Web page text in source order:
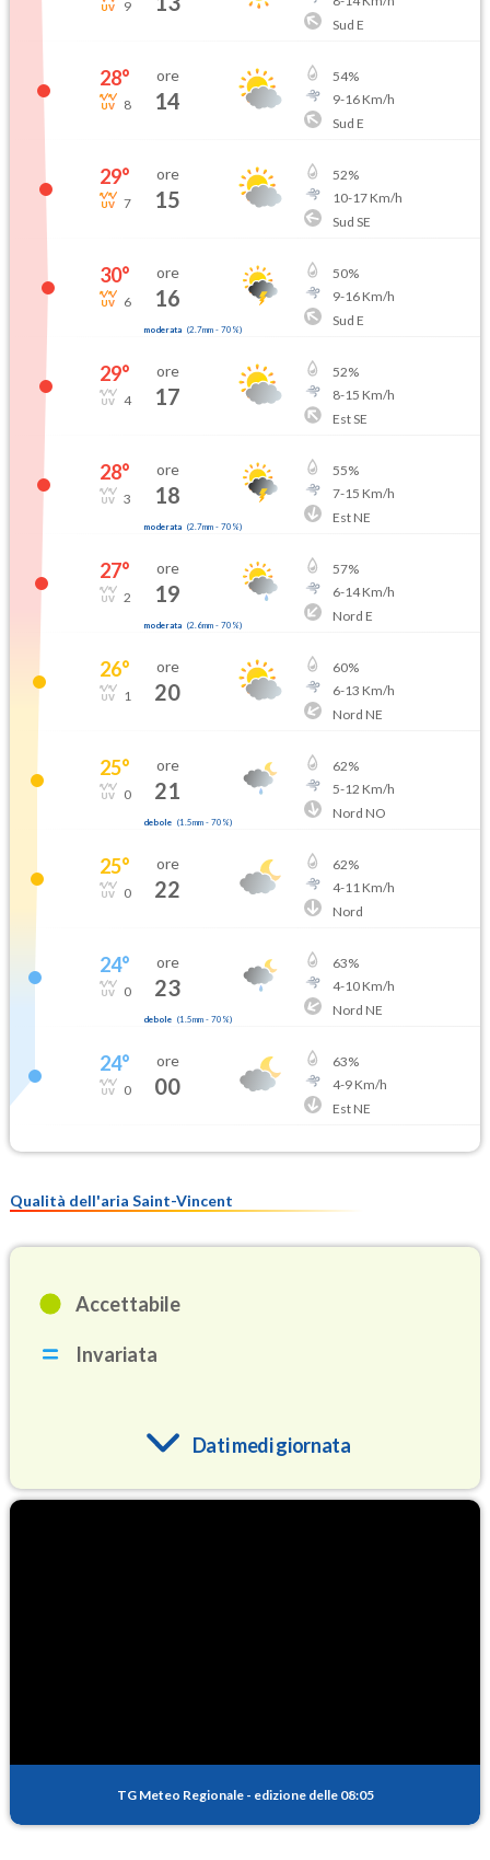
9
Sud E
28°
8
ore
14
54%
9-16Km/h
Sud E
29°
7
ore
15
52%
10-17Km/h
Sud SE
30°
6
ore
16
moderata (2.7mm- 70 %)
50%
9-16Km/h
Sud E
29°
4
ore
17
52%
8-15 Km/h
Est SE
28°
3
ore
18
moderata (2.7mm- 70 %)
55%
7-15 Km/h
Est NE
27°
2
ore
19
moderata (2.6mm- 70 %)
57%
6-14Km/h
Nord E
26°
1
ore
20
60%
6-13 Km/h
Nord NE
25°
0
ore
21
debole (1.5mm- 70 %)
62%
5-12 Km/h
Nord NO
25°
0
ore
22
62%
4-11Km/h
Nord
24°
0
ore
23
debole (1.5mm- 70 %)
63%
4-10Km/h
Nord NE
24°
0
ore
00
63%
4-9Km/h
Est NE
Qualità dell'aria Saint-Vincent
Accettabile
Invariata
Dati medi giornata
PM25
TG Meteo Regionale - edizione delle 08:05